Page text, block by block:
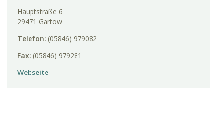
Hauptstraße 6
29471 Gartow
Telefon: (05846) 979082
Fax: (05846) 979281
Webseite